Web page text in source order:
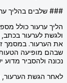
### שלבים בהליך
הליך ערעור כולל
ולגשת לערעור
את הערעור. במסמך
שבהם מופיעה
נכונה ולהסביר מדוע
לאחר הגשת הערעור,